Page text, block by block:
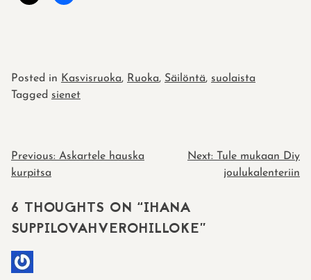
Posted in Kasvisruoka, Ruoka, Säilöntä, suolaista
Tagged sienet
POST
NAVIGATION
Previous: Askartele hauska
kurpitsa
Next:
Tule mukaan Diy
joulukalenteriin
6 THOUGHTS ON “IHANA
SUPPILOVAHVEROHILLOKE”